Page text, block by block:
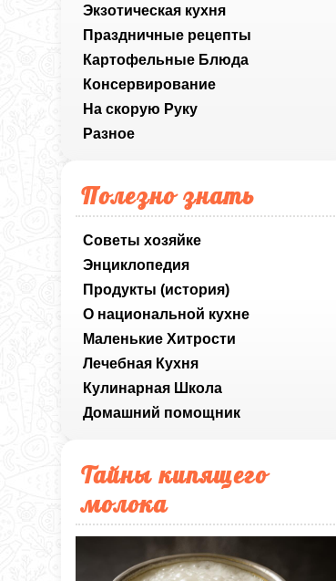
Экзотическая кухня
Праздничные рецепты
Картофельные Блюда
Консервирование
На скорую Руку
Разное
Полезно знать
Советы хозяйке
Энциклопедия
Продукты (история)
О национальной кухне
Маленькие Хитрости
Лечебная Кухня
Кулинарная Школа
Домашний помощник
Тайны кипящего
молока